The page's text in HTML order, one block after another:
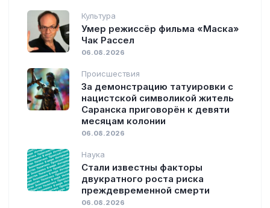
Культура
Умер режиссёр фильма «Маска»
Чак Рассел
06.08.2026
Происшествия
За демонстрацию татуировки с
нацистской символикой житель
Саранска приговорён к девяти
месяцам колонии
06.08.2026
Наука
Стали известны факторы
двукратного роста риска
преждевременной смерти
06.08.2026